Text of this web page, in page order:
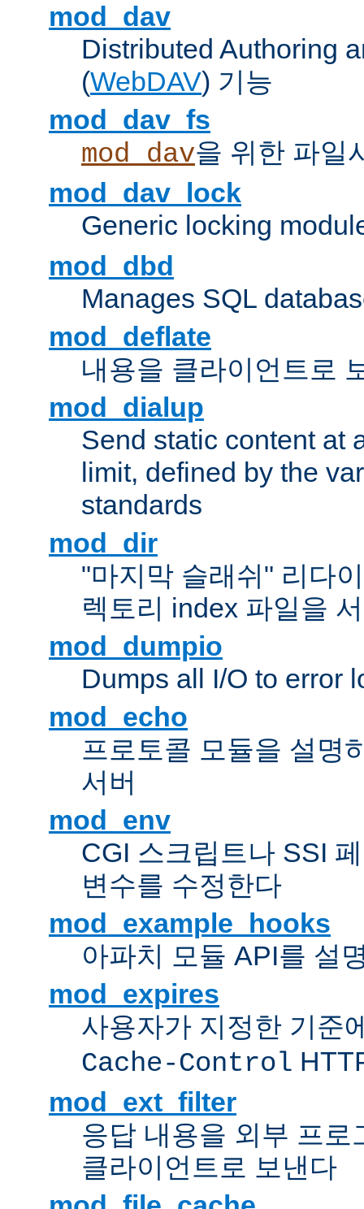
mod_dav
Distributed Authoring
(WebDAV) 기능
mod_dav_fs
mod_dav을 위한 파일
mod_dav_lock
Generic locking
mod_dbd
Manages SQL
mod_deflate
내용을 클라이언트로
mod_dialup
Send static content at
limit, defined by the
standards
mod_dir
"마지막 슬래쉬" 리다
렉토리 index 파일을
mod_dumpio
Dumps all I/O to error
mod_echo
프로토콜 모듈을 설명
서버
mod_env
CGI 스크립트나 SSI
변수를 수정한다
mod_example_hooks
아파치 모듈 API를 설
mod_expires
사용자가 지정한 기준
Cache-Control
mod_ext_filter
응답 내용을 외부 프로
클라이언트로 보낸다